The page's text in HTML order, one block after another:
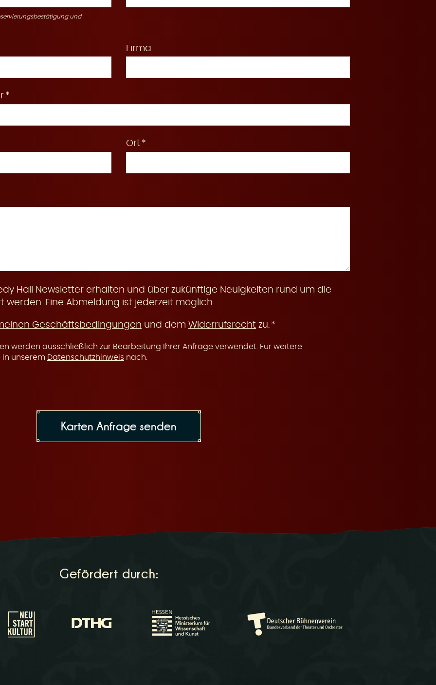
und
Firma
Ort
Hall Newsletter erhalten und über zukünftige Neuigkeiten rund um die
werden. Eine Abmeldung ist jederzeit möglich.
Geschäftsbedingungen und dem Widerrufsrecht zu.
werden ausschließlich zur Bearbeitung Ihrer Anfrage verwendet. Für weitere
in unserem Datenschutzhinweis nach.
Gefördert durch: